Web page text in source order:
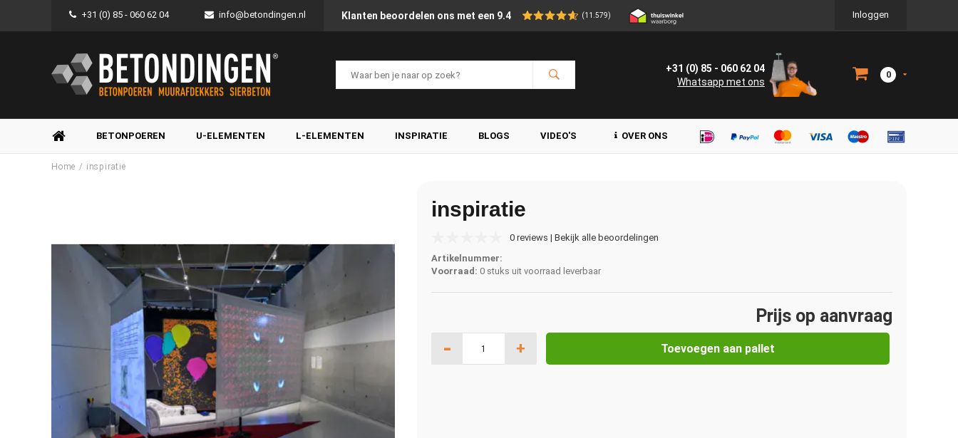
+31 (0) 85 - 060 62 04 info@betondingen.nl Klanten beoordelen ons met een 9.4 (11.579) Inloggen
+31 (0) 85 - 060 62 04
Whatsapp met ons
0
BETONPOEREN U-ELEMENTEN L-ELEMENTEN INSPIRATIE BLOGS VIDEO'S OVER ONS
Home / inspiratie
inspiratie
0 reviews | Bekijk alle beoordelingen
Artikelnummer:
Voorraad: 0 stuks uit voorraad leverbaar
Prijs op aanvraag
- + Toevoegen aan pallet